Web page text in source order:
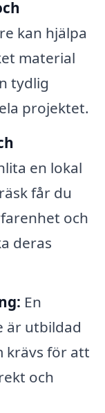
kan hjälpa
material
tydlig
projektet.
en lokal
får du
och
deras
En
är utbildad
krävs för att
och